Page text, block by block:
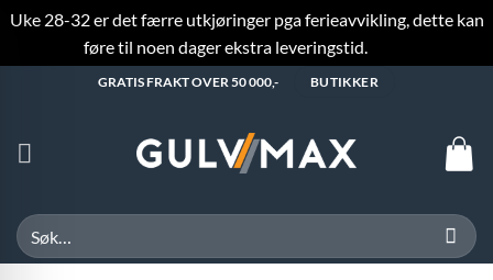
Uke 28-32 er det færre utkjøringer pga ferieavvikling, dette kan
føre til noen dager ekstra leveringstid.
GRATIS FRAKT OVER 50 000,- BUTIKKER
Søk
etter: